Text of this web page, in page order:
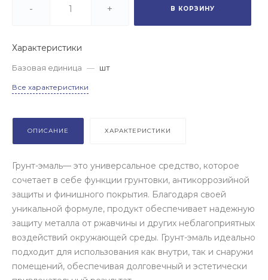
- + В КОРЗИНУ
Характеристики
Базовая единица — шт
Все характеристики
ОПИСАНИЕ ХАРАКТЕРИСТИКИ
Грунт-эмаль— это универсальное средство, которое
сочетает в себе функции грунтовки, антикоррозийной
защиты и финишного покрытия. Благодаря своей
уникальной формуле, продукт обеспечивает надежную
защиту металла от ржавчины и других неблагоприятных
воздействий окружающей среды. Грунт-эмаль идеально
подходит для использования как внутри, так и снаружи
помещений, обеспечивая долговечный и эстетически